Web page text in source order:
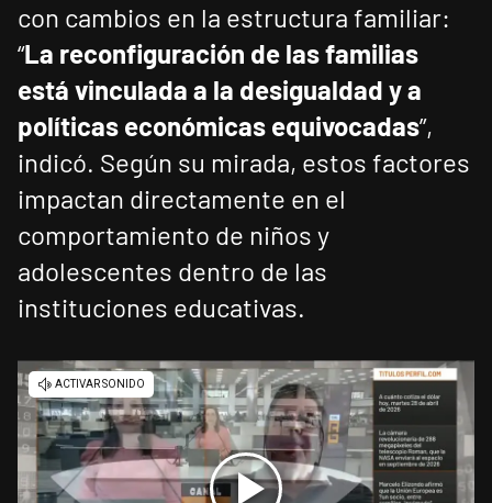
con cambios en la estructura familiar:
“La reconfiguración de las familias
está vinculada a la desigualdad y a
políticas económicas equivocadas”,
indicó. Según su mirada, estos factores
impactan directamente en el
comportamiento de niños y
adolescentes dentro de las
instituciones educativas.